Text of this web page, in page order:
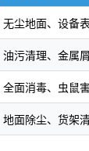
无尘地面、设备
油污清理、金属
全面消毒、虫鼠
地面除尘、货架